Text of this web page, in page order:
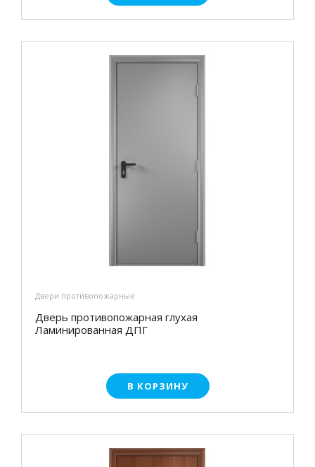
Двери противопожарные
Дверь противопожарная глухая
Ламинированная ДПГ
В КОРЗИНУ